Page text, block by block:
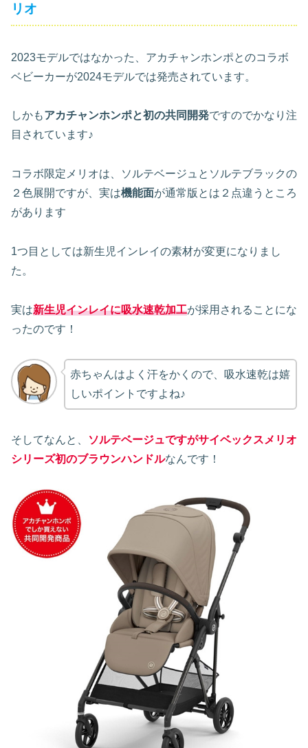
リオ
2023モデルではなかった、アカチャンホンポとのコラボ
ベビーカーが2024モデルでは発売されています。
しかもアカチャンホンポと初の共同開発ですのでかなり注
目されています♪
コラボ限定メリオは、ソルテベージュとソルテブラックの
２色展開ですが、実は機能面が通常版とは２点違うところ
があります
1つ目としては新生児インレイの素材が変更になりまし
た。
実は新生児インレイに吸水速乾加工が採用されることにな
ったのです！
赤ちゃんはよく汗をかくので、吸水速乾は嬉
しいポイントですよね♪
そしてなんと、
ソルテベージュですがサイベックスメリオ
シリーズ初のブラウンハンドルなんです！